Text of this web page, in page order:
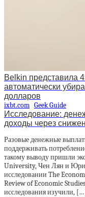
Belkin представила
автоматически
долларов
ixbt.com Geek Guide
Исследование:
доходы через
Разовые денежные
поддерживать
такому выводу пришли
University, Чен Лян и
исследовании The
Review of Economic
исследования изучили,